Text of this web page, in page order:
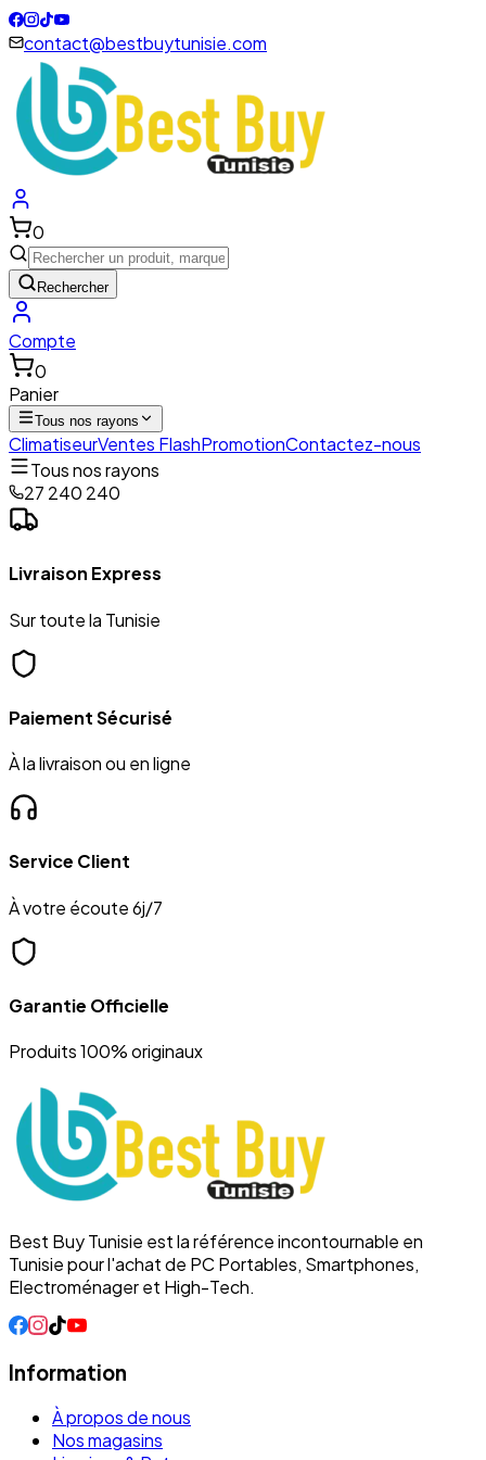
contact@bestbuytunisie.com
0
Rechercher
Compte
0
Panier
Tous nos rayons
ClimatiseurVentes FlashPromotionContactez-nous
Tous nos rayons
27 240 240
Livraison Express
Sur toute la Tunisie
Paiement Sécurisé
À la livraison ou en ligne
Service Client
À votre écoute 6j/7
Garantie Officielle
Produits 100% originaux
Best Buy Tunisie est la référence incontournable en
Tunisie pour l'achat de PC Portables, Smartphones,
Electroménager et High-Tech.
Information
À propos de nous
Nos magasins